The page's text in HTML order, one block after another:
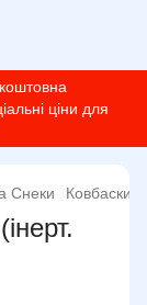
ціни для
Снеки Ковбаски